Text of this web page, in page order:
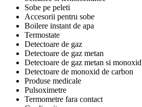
Sobe pe peleti
Accesorii pentru sobe
Boilere instant de apa
Termostate
Detectoare de gaz
Detectoare de gaz metan
Detectoare de gaz metan si monoxid
Detectoare de monoxid de carbon
Produse medicale
Pulsoximetre
Termometre fara contact